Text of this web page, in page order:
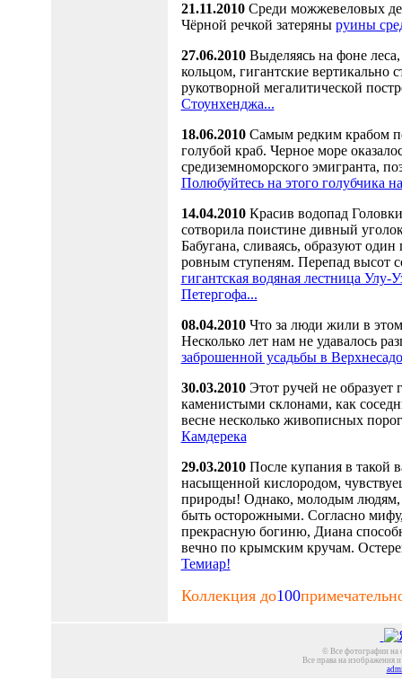
21.11.2010Среди можжевеловых
Чёрной речкой затеряны руины
27.06.2010Выделяясь на фоне
кольцом, гигантские вертикально
рукотворной мегалитической
Стоунхенджа...
18.06.2010Самым редким крабом
голубой краб. Черное море
средиземноморского эмигранта,
Полюбуйтесь на этого голубчика
14.04.2010Красив водопад
сотворила поистине дивный
Бабугана, сливаясь, образуют
ровным ступеням. Перепад высот
гигантская водяная лестница Улу-
Петергофа...
08.04.2010Что за люди жили в
Несколько лет нам не удавалось
заброшенной усадьбы в
30.03.2010Этот ручей не образует
каменистыми склонами, как
весне несколько живописных
Камдерека
29.03.2010После купания в такой
насыщенной кислородом,
природы! Однако, молодым
быть осторожными. Согласно
прекрасную богиню, Диана
вечно по крымским кручам.
Темиар!
Коллекция до100
© Все фотографии на
Все права на изображения